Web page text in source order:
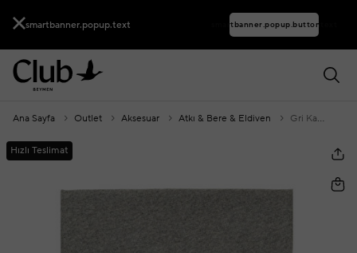
smartbanner.popup.text smartbanner.popup.buttontext
Hızlı Teslimat
Ana Sayfa Outlet Aksesuar Atkı & Bere & Eldiven Gri Kadın Kaşmir Karışımlı Yün Atkı